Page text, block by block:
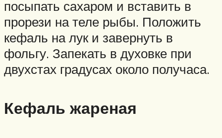
посыпать сахаром и вставить в
прорези на теле рыбы. Положить
кефаль на лук и завернуть в
фольгу. Запекать в духовке при
двухстах градусах около получаса.
Кефаль жареная